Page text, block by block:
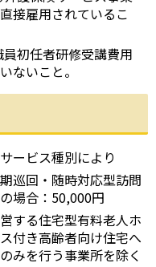
接雇用されているこ
初任者研修受講費用
ないこと。
ービス種別により
巡回・随時対応型訪問
場合：50,000円
する住宅型有料老人ホ
付き高齢者向け住宅へ
みを行う事業所を除く